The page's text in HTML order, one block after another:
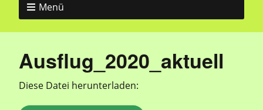
Menü
Ausflug_2020_aktuell
Diese Datei herunterladen: